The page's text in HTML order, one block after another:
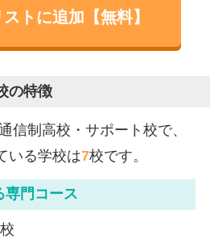
トに追加【無料】
の特徴
信制高校・サポート校で、
いる学校は7校です。
専門コース